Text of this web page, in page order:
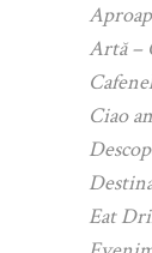
Artă –
Ciao
Eat